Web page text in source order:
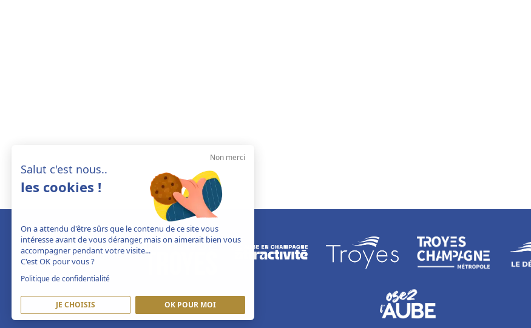
Non merci
Salut c'est nous..
les cookies !
On a attendu d'être sûrs que le contenu de ce site vous
intéresse avant de vous déranger, mais on aimerait bien vous
accompagner pendant votre visite...
C'est OK pour vous ?
Politique de confidentialité
JE CHOISIS OK POUR MOI